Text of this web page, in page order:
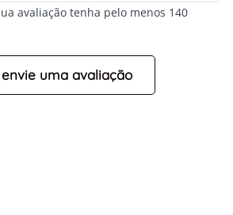
avaliação tenha pelo menos 140